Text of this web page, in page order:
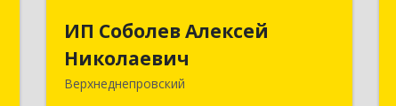
ИП Соболев Алексей
Николаевич
Верхнеднепровский
ИП Соболев Алексей
Николаевич